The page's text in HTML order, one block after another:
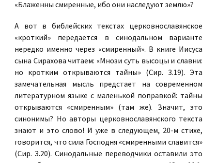
«Блаженны смиренные, ибо они наследуют землю»?
А вот в библейских текстах церковнославянское
«кроткий» передается в синодальном варианте
нередко именно через «смиренный». В книге Иисуса
сына Сирахова читаем: «Мнози суть высоцы и славни:
но кротким открываются тайны» (Сир. 3.19). Эта
замечательная мысль предстает на современном
литературном языке с маленькой поправкой: тайны
открываются «смиренным» (там же). Значит, это
синонимы? Но авторы церковнославянского текста
знают и это слово! И уже в следующем, 20-м стихе,
говорится, что сила Господня «смиренными славится»
(Сир. 3.20). Синодальные переводчики оставили это